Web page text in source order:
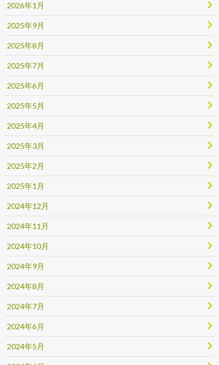
2026年1月
2025年9月
2025年8月
2025年7月
2025年6月
2025年5月
2025年4月
2025年3月
2025年2月
2025年1月
2024年12月
2024年11月
2024年10月
2024年9月
2024年8月
2024年7月
2024年6月
2024年5月